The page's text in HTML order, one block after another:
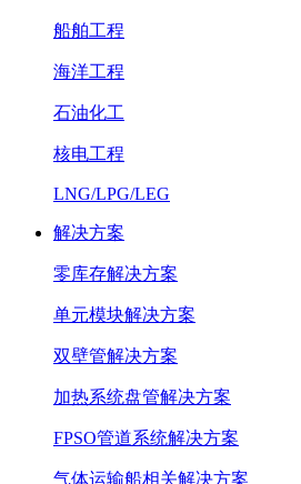
船舶工程
海洋工程
石油化工
核电工程
LNG/LPG/LEG
解决方案
零库存解决方案
单元模块解决方案
双壁管解决方案
加热系统盘管解决方案
FPSO管道系统解决方案
气体运输船相关解决方案